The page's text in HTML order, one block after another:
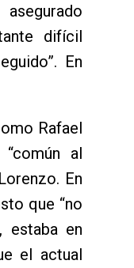
difícil
En
Rafael
al
En
que “no
estaba en
el actual